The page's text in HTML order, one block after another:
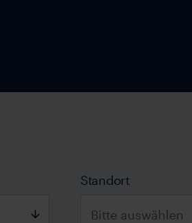
Standort
Bitte auswählen